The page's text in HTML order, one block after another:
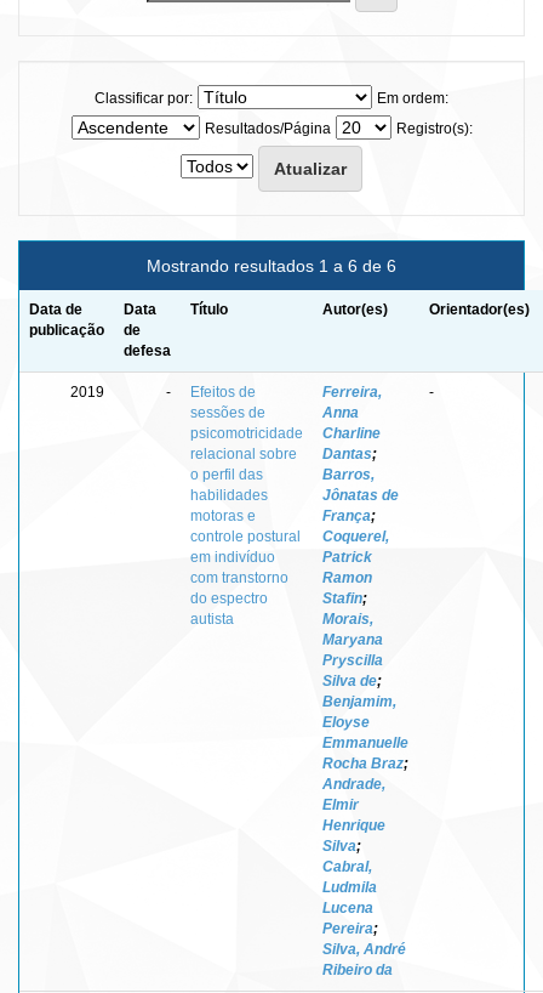
Classificar por:
Em ordem:
Resultados/Página
Registro(s):
Mostrando resultados 1 a 6 de 6
Data de
publicação
Data
de
defesa
Título Autor(es) Orientador(es)
2019 -
Efeitos de
sessões de
psicomotricidade
relacional sobre
o perfil das
habilidades
motoras e
controle postural
em indivíduo
com transtorno
do espectro
autista
Ferreira,
Anna
Charline
Dantas;
Barros,
Jônatas de
França;
Coquerel,
Patrick
Ramon
Stafin;
Morais,
Maryana
Pryscilla
Silva de;
Benjamim,
Eloyse
Emmanuelle
Rocha Braz;
Andrade,
Elmir
Henrique
Silva;
Cabral,
Ludmila
Lucena
Pereira;
Silva, André
Ribeiro da
-